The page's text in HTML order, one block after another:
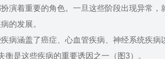
演着重要的角色。一旦这些阶段出现异常，
的发展。
病涵盖了癌症、心血管疾病、神经系统疾病
是这些疾病的重要诱因之一（图3）。